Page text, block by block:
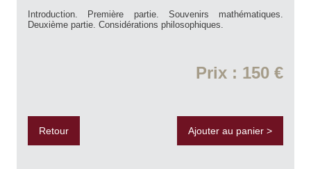
Introduction. Première partie. Souvenirs mathématiques.
Deuxième partie. Considérations philosophiques.
Prix : 150 €
Retour Ajouter au panier >